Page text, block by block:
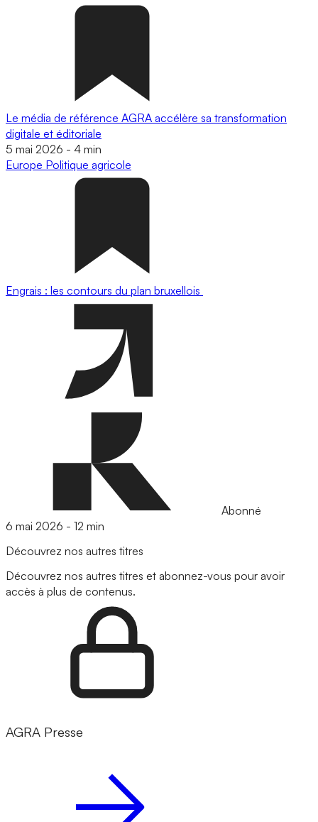
Le média de référence AGRA accélère sa transformation
digitale et éditoriale
5 mai 2026 - 4 min
Europe Politique agricole
Engrais : les contours du plan bruxellois
Abonné
6 mai 2026 - 12 min
Découvrez nos autres titres
Découvrez nos autres titres et abonnez-vous pour avoir
accès à plus de contenus.
AGRA Presse